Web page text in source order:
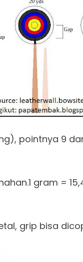
pointnya 9
gram =
grip bisa